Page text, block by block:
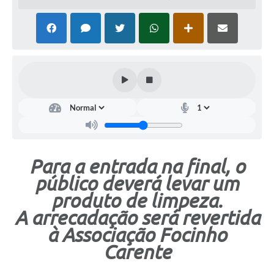
Para a entrada na final, o
público deverá levar um
produto de limpeza.
A arrecadação será revertida
à Associação Focinho
Carente